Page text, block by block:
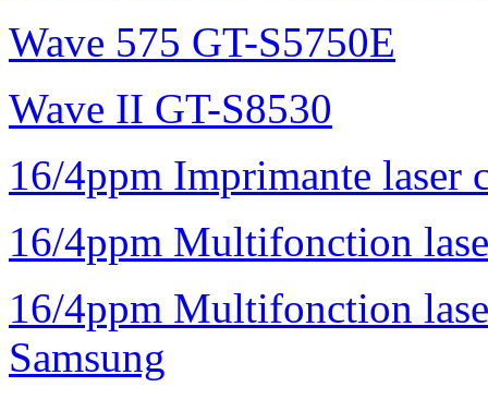
Wave 575 GT-S5750E
Wave II GT-S8530
16/4ppm Imprimante laser
16/4ppm Multifonction
16/4ppm Multifonction
Samsung